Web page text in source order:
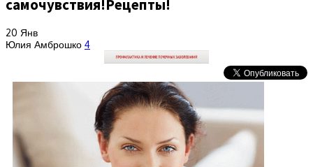
самочувствия!Рецепты!
20 Янв
Юлия Амброшко 4